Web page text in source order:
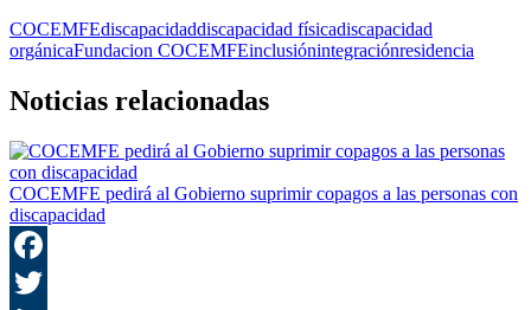
COCEMFEdiscapacidaddiscapacidad físicadiscapacidad
orgánicaFundacion COCEMFEinclusiónintegraciónresidencia
Noticias relacionadas
COCEMFE pedirá al Gobierno suprimir copagos a las personas con
discapacidad